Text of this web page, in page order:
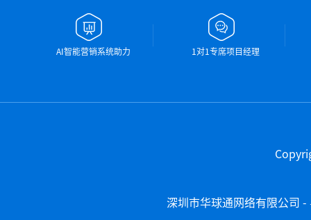
AI智能营销系统助力 1对1专席项目经理
深圳市华球通网络有限公司 -